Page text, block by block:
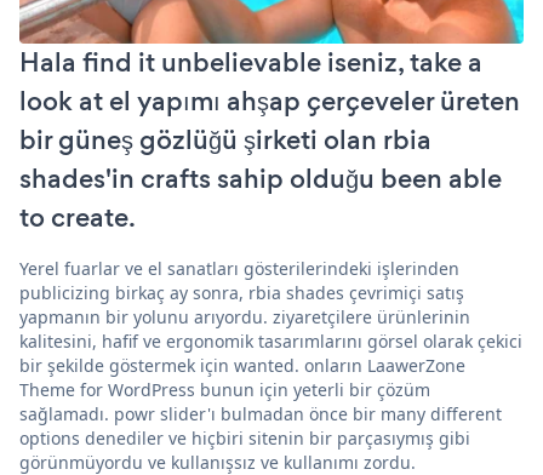
Hala find it unbelievable iseniz, take a
look at el yapımı ahşap çerçeveler üreten
bir güneş gözlüğü şirketi olan rbia
shades'in crafts sahip olduğu been able
to create.
Yerel fuarlar ve el sanatları gösterilerindeki işlerinden
publicizing birkaç ay sonra, rbia shades çevrimiçi satış
yapmanın bir yolunu arıyordu. ziyaretçilere ürünlerinin
kalitesini, hafif ve ergonomik tasarımlarını görsel olarak çekici
bir şekilde göstermek için wanted. onların LaawerZone
Theme for WordPress bunun için yeterli bir çözüm
sağlamadı. powr slider'ı bulmadan önce bir many different
options denediler ve hiçbiri sitenin bir parçasıymış gibi
görünmüyordu ve kullanışsız ve kullanımı zordu.